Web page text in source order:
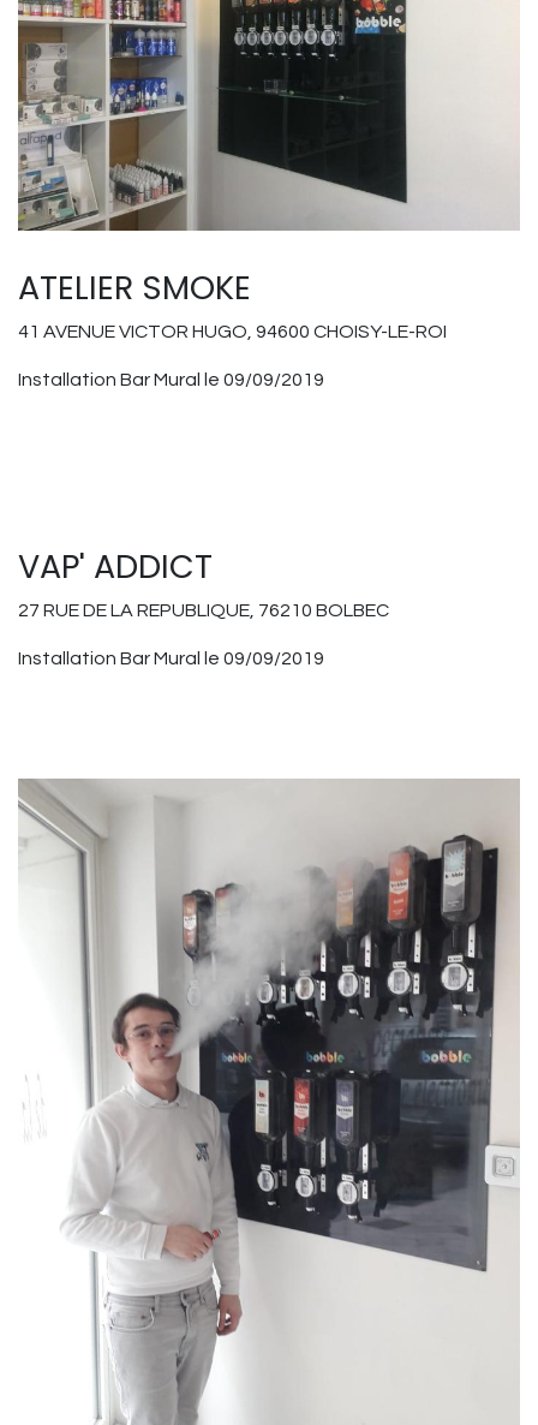
ATELIER SMOKE
41 AVENUE VICTOR HUGO, 94600 CHOISY-LE-ROI
Installation Bar Mural le 09/09/2019
VAP' ADDICT
27 RUE DE LA REPUBLIQUE, 76210 BOLBEC
Installation Bar Mural le 09/09/2019